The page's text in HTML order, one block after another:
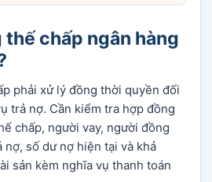
thế chấp ngân hàng
phải xử lý đồng thời quyền đối
trả nợ. Cần kiểm tra hợp đồng
chấp, người vay, người đồng
số dư nợ hiện tại và khả
sản kèm nghĩa vụ thanh toán